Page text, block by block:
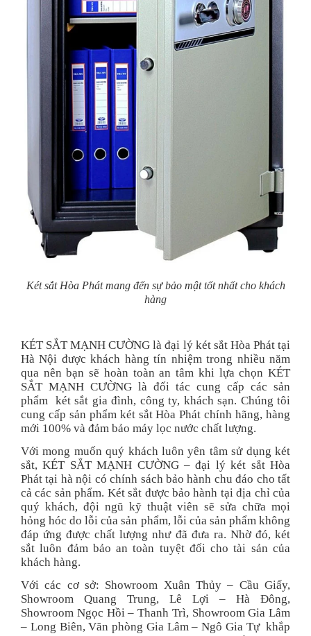
Két sắt Hòa Phát mang đến sự bảo mật tốt nhất cho khách
hàng
KÉT SẮT MẠNH CƯỜNG là đại lý két sắt Hòa Phát tại
Hà Nội được khách hàng tín nhiệm trong nhiều năm
qua nên bạn sẽ hoàn toàn an tâm khi lựa chọn KÉT
SẮT MẠNH CƯỜNG là đối tác cung cấp các sản
phẩm két sắt gia đình, công ty, khách sạn. Chúng tôi
cung cấp sản phẩm két sắt Hòa Phát chính hãng, hàng
mới 100% và đảm bảo máy lọc nước chất lượng.
Với mong muốn quý khách luôn yên tâm sử dụng két
sắt, KÉT SẮT MẠNH CƯỜNG – đại lý két sắt Hòa
Phát tại hà nội có chính sách bảo hành chu đáo cho tất
cả các sản phẩm. Két sắt được bảo hành tại địa chỉ của
quý khách, đội ngũ kỹ thuật viên sẽ sửa chữa mọi
hỏng hóc do lỗi của sản phẩm, lỗi của sản phẩm không
đáp ứng được chất lượng như đã đưa ra. Nhờ đó, két
sắt luôn đảm bảo an toàn tuyệt đối cho tài sản của
khách hàng.
Với các cơ sở: Showroom Xuân Thủy – Cầu Giấy,
Showroom Quang Trung, Lê Lợi – Hà Đông,
Showroom Ngọc Hồi – Thanh Trì, Showroom Gia Lâm
– Long Biên, Văn phòng Gia Lâm – Ngô Gia Tự khắp